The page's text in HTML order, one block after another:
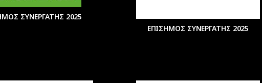
ΣΥΝΕΡΓΑΤΗΣ 2025
ΕΠΙΣΗΜΟΣ ΣΥΝΕΡΓΑΤΗΣ 2025